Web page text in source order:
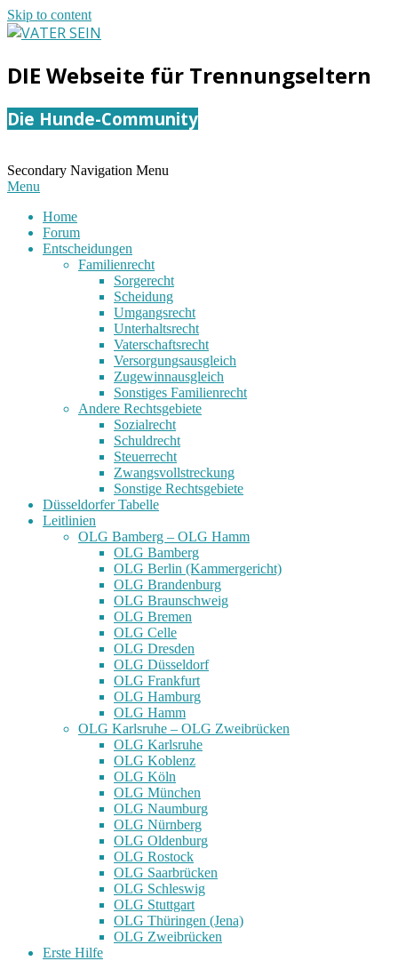
Skip to content
SEIN
DIE Webseite für Trennungseltern
Die Hunde-Community
Secondary Navigation Menu
Menu
Home
Forum
Entscheidungen
Familienrecht
Sorgerecht
Scheidung
Umgangsrecht
Unterhaltsrecht
Vaterschaftsrecht
Versorgungsausgleich
Zugewinnausgleich
Sonstiges Familienrecht
Andere Rechtsgebiete
Sozialrecht
Schuldrecht
Steuerrecht
Zwangsvollstreckung
Sonstige Rechtsgebiete
Düsseldorfer Tabelle
Leitlinien
OLG Bamberg – OLG Hamm
OLG Bamberg
OLG Berlin (Kammergericht)
OLG Brandenburg
OLG Braunschweig
OLG Bremen
OLG Celle
OLG Dresden
OLG Düsseldorf
OLG Frankfurt
OLG Hamburg
OLG Hamm
OLG Karlsruhe – OLG Zweibrücken
OLG Karlsruhe
OLG Koblenz
OLG Köln
OLG München
OLG Naumburg
OLG Nürnberg
OLG Oldenburg
OLG Rostock
OLG Saarbrücken
OLG Schleswig
OLG Stuttgart
OLG Thüringen (Jena)
OLG Zweibrücken
Erste Hilfe